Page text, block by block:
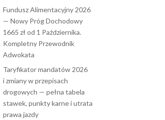
Fundusz Alimentacyjny 2026
— Nowy Próg Dochodowy
1665 zł od 1 Października.
Kompletny Przewodnik
Adwokata
Taryfikator mandatów 2026
i zmiany w przepisach
drogowych — pełna tabela
stawek, punkty karne i utrata
prawa jazdy